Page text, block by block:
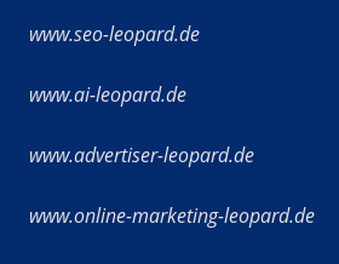
www.seo-leopard.de
www.ai-leopard.de
www.advertiser-leopard.de
www.online-marketing-leopard.de